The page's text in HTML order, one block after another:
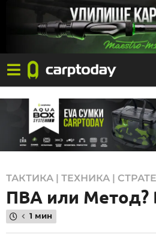
2
3
.
0
ТАКТИКА | ТЕХНИКА |
ПВА или Метод?
1 мин